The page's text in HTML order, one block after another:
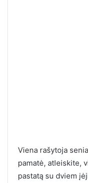
Viena rašytoja
pamatė, atleiskite,
pastatą su dviem